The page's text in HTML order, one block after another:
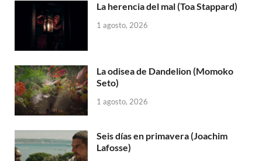
La herencia del mal (Toa Stappard)
1 agosto, 2026
La odisea de Dandelion (Momoko
Seto)
1 agosto, 2026
Seis días en primavera (Joachim
Lafosse)